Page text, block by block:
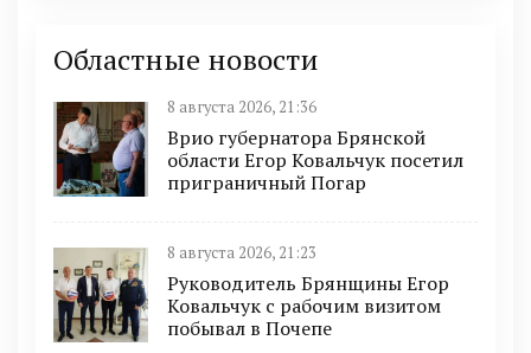
Областные новости
8 августа 2026, 21:36
Врио губернатора Брянской
области Егор Ковальчук посетил
приграничный Погар
8 августа 2026, 21:23
Руководитель Брянщины Егор
Ковальчук с рабочим визитом
побывал в Почепе